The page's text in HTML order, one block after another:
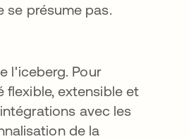
se présume pas.
l'iceberg. Pour
flexible, extensible et
avec les
de la